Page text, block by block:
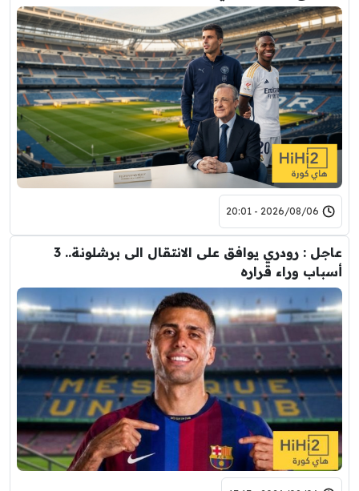
2026/08/06 - 20:01
عاجل : رودري يوافق على الانتقال الى برشلونة.. 3
أسباب وراء قراره